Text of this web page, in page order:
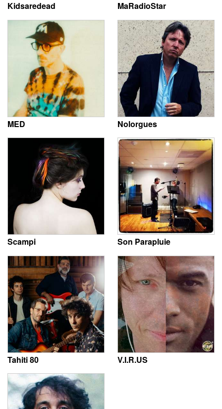
Kidsaredead MaRadioStar
MED Nolorgues
Scampi Son Parapluie
Tahiti 80 V.I.R.US